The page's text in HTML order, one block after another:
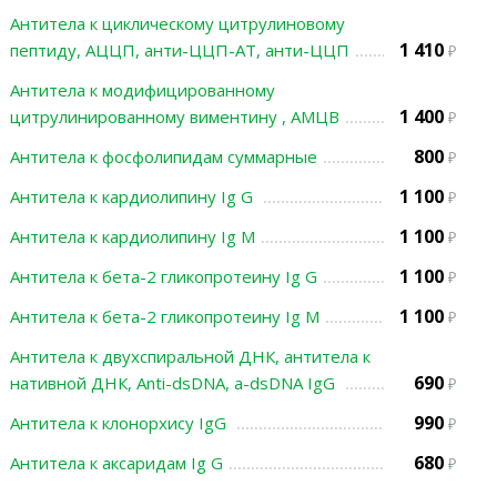
Антитела к циклическому цитрулиновому
пептиду, АЦЦП, анти-ЦЦП-АТ, анти-ЦЦП
1 410
Антитела к модифицированному
цитрулинированному виментину , АМЦВ
1 400
Антитела к фосфолипидам суммарные 800
Антитела к кардиолипину Ig G 1 100
Антитела к кардиолипину Ig М 1 100
Антитела к бета-2 гликопротеину Ig G 1 100
Антитела к бета-2 гликопротеину Ig M 1 100
Антитела к двухспиральной ДНК, антитела к
нативной ДНК, Anti-dsDNA, а-dsDNA IgG
690
Антитела к клонорхису IgG 990
Антитела к аксаридам Ig G 680